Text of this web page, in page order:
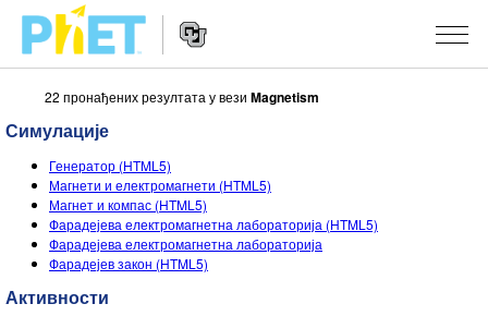
Претрага
вебсајта
Navigation
СИМУЛАЦИЈЕ
Све симулације
Физика
STUDIO
About Studio
УЧЕЊЕ
Претражи активности
ИСТРАЖИВАЊА
22 пронађених резултата у вези Magnetism
Симулације
Генератор (HTML5)
Магнети и електромагнети (HTML5)
Магнет и компас (HTML5)
Фарадејева електромагнетна лабораторија (HTML5)
Фарадејева електромагнетна лабораторија
Фарадејев закон (HTML5)
Активности